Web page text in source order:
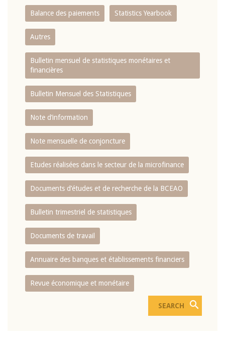
Balance des paiements Statistics Yearbook
Autres
Bulletin mensuel de statistiques monétaires et
financières
Bulletin Mensuel des Statistiques
Note d’information
Note mensuelle de conjoncture
Etudes réalisées dans le secteur de la microfinance
Documents d’études et de recherche de la BCEAO
Bulletin trimestriel de statistiques
Documents de travail
Annuaire des banques et établissements financiers
Revue économique et monétaire